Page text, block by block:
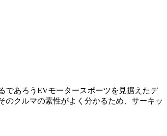
であろうEVモータースポーツを見据えたデ
のクルマの素性がよく分かるため、サーキッ